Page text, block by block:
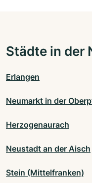
Städte in der
Erlangen
Neumarkt in der
Herzogenaurach
Neustadt an der Aisch
Stein (Mittelfranken)